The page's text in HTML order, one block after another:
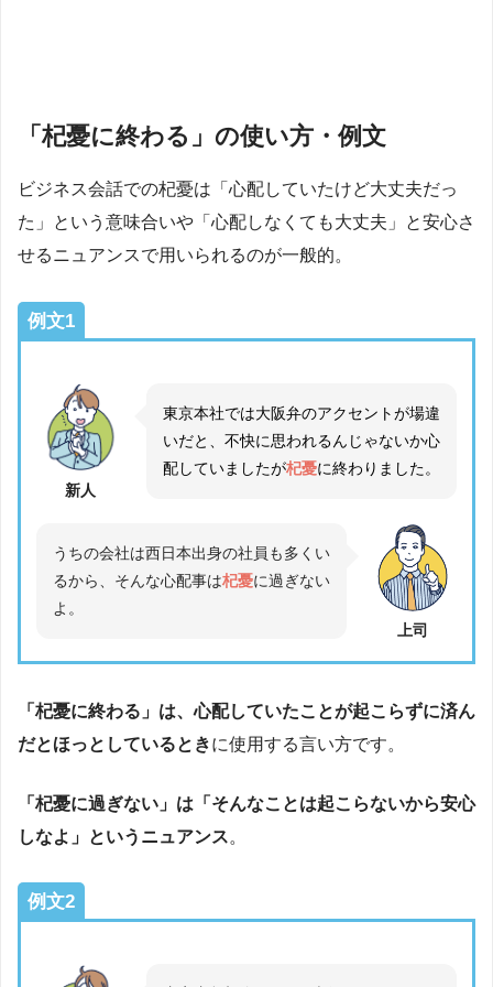
「杞憂に終わる」の使い方・例文
ビジネス会話での杞憂は「心配していたけど大丈夫だっ
た」という意味合いや「心配しなくても大丈夫」と安心さ
せるニュアンスで用いられるのが一般的。
例文1
新人
東京本社では大阪弁のアクセントが場違
いだと、不快に思われるんじゃないか心
配していましたが杞憂に終わりました。
うちの会社は西日本出身の社員も多くい
るから、そんな心配事は杞憂に過ぎない
よ。
上司
「杞憂に終わる」は、心配していたことが起こらずに済ん
だとほっとしているときに使用する言い方です。
「杞憂に過ぎない」は「そんなことは起こらないから安心
しなよ」というニュアンス。
例文2